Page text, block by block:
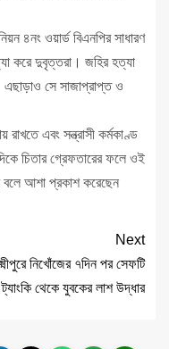
৪নং ওয়ার্ড বিএনপির সাধারণ
করে দুবৃত্তরা। জহির হত্যা
এছাড়াও সে সাজাপ্রাপ্ত ও
রাখতে এবং সন্ত্রাসী কর্মকাণ্ড
চিতার গ্রেফতারের ফলে ওই
বলে আশা প্রকাশ করেছেন
Next
নিখোঁজের ৭দিন পর সেফটি
ট্যাংকি থেকে যুবকের লাশ উদ্ধার